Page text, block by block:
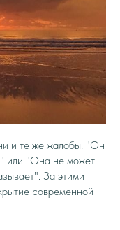
и те же жалобы: "Он
или "Она не может
За этими
современной